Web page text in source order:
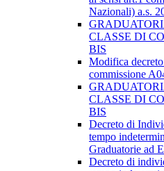
Nazionali) a.s.
CLASSE DI
BIS
Modifica
commissione
CLASSE DI
BIS
Decreto di
tempo
Graduatorie ad
Decreto di